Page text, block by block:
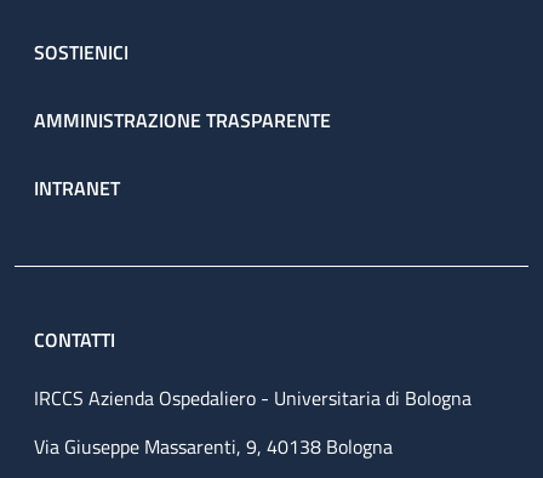
SOSTIENICI
AMMINISTRAZIONE TRASPARENTE
INTRANET
CONTATTI
IRCCS Azienda Ospedaliero - Universitaria di Bologna
Via Giuseppe Massarenti, 9, 40138 Bologna